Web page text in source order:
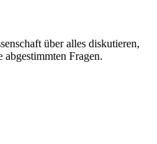
über alles diskutieren,
Fragen.